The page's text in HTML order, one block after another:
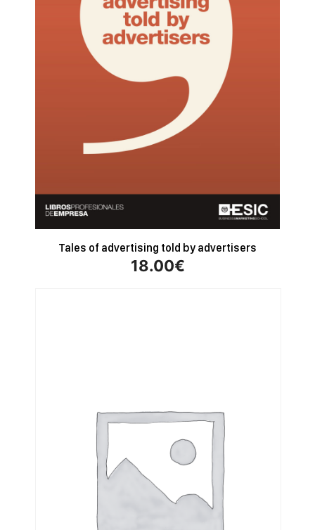
Tales of advertising told by advertisers
18.00€